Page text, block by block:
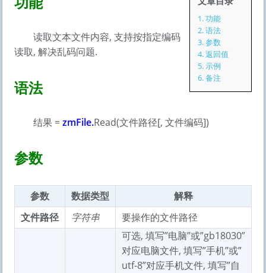
1.功能
2.语法
3.参数
4.返回值
5.示例
6.备注
读取文本文件内容, 支持按指定编码
读取, 解决乱码问题.
语法
结果 =zmFile.Read(文件路径[, 文件编码])
参数
参数 数据类型
解释
文件路径
字符串 要操作的文件路径
可选, 填写”电脑”或”gb18030”
对应电脑文件, 填写”手机”或”
utf-8”对应手机文件, 填写”自